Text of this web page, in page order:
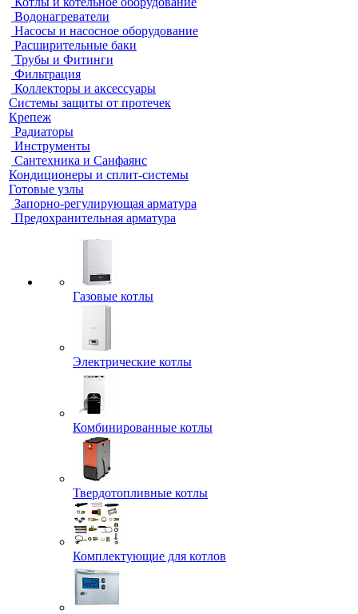
Водонагреватели
Насосы и насосное оборудование
Расширительные баки
Трубы и Фитинги
Фильтрация
Коллекторы и аксессуары
Системы защиты от протечек
Крепеж
Радиаторы
Инструменты
Сантехника и Санфаянс
Кондиционеры и сплит-системы
Готовые узлы
Запорно-регулирующая арматура
Предохранительная арматура
Газовые котлы
Электрические котлы
Комбинированные котлы
Твердотопливные котлы
Комплектующие для котлов